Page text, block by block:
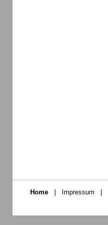
Home | Impressum |